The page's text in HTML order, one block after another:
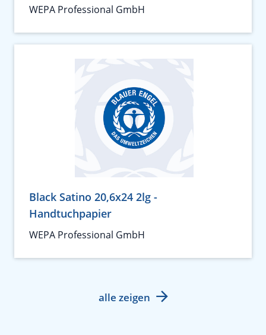
WEPA Professional GmbH
Black Satino 20,6x24 2lg -
Handtuchpapier
WEPA Professional GmbH
alle zeigen